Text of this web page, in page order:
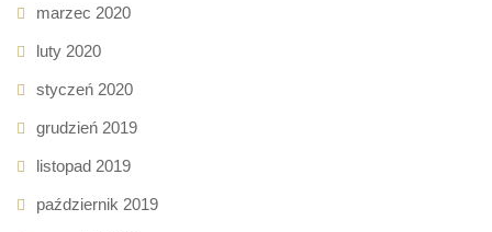
marzec 2020
luty 2020
styczeń 2020
grudzień 2019
listopad 2019
październik 2019